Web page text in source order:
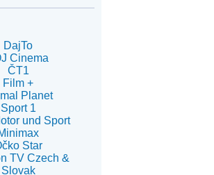
DajTo
Cinema
ČT1
Film +
Planet
Sport 1
und Sport
Star
TV Czech &
Slovak